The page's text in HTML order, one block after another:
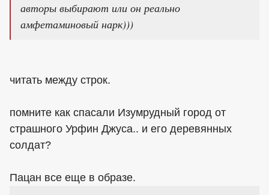
авторы выбирают или он реально
амфетаминовый нарк)))
читать между строк.
помните как спасали Изумрудный город от
страшного Урфин Джуса.. и его деревянных
солдат?
Пацан все еще в образе.